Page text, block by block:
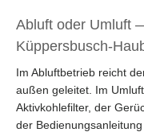
Abluft oder Umluft
Küppersbusch-
Im Abluftbetrieb reicht
außen geleitet. Im
Aktivkohlefilter, der
der